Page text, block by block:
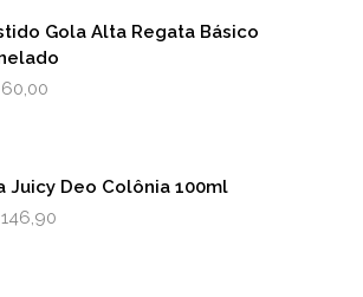
Gola Alta Regata Básico
60,00
Juicy Deo Colônia 100ml
146,90